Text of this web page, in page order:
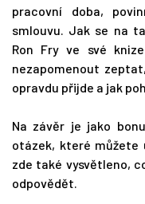
pracovní doba,
smlouvu. Jak se na
Ron Fry ve své
nezapomenout
opravdu přijde a jak
Na závěr je jako
otázek, které
zde také vysvětleno,
odpovědět.